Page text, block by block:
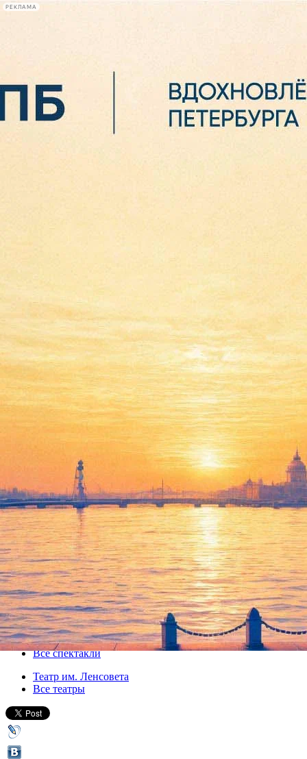
РЕКЛАМА
Сегодня:
2026.08.06
05:37
Премьера! Сказка о мертвой
царевне и семи богатырях
05 декабря 2012, среда,12.00
Версия для печати
Все спектакли
Театр им. Ленсовета
Все театры